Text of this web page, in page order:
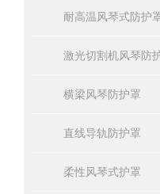
耐高温风琴式防护
激光切割机风琴防
横梁风琴防护罩
直线导轨防护罩
柔性风琴式护罩